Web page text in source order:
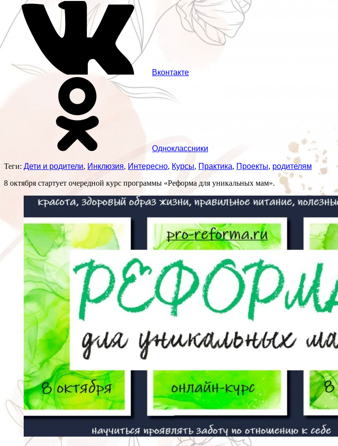
Вконтакте
Одноклассники
Теги: Дети и родители, Инклюзия, Интересно, Курсы, Практика, Проекты, родителям
8 октября стартует очередной курс программы «Реформа для уникальных мам».